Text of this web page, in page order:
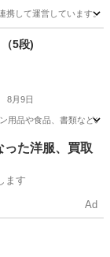
携して運営していま
5段)
8月9日
用品や食品、書類など
った洋服、買取
ます
Ad